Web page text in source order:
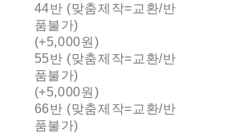
44반 (맞춤제작=교환/반
품불가)
(+5,000원)
55반 (맞춤제작=교환/반
품불가)
(+5,000원)
66반 (맞춤제작=교환/반
품불가)